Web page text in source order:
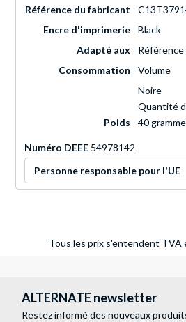
Référence du fabricant
Encre d'imprimerie
Black
Adapté aux
Consommation
Volume
Noire
Quantité
Poids
40
Numéro DEEE 54978142
Personne responsable pour l'UE
Tous les prix s'entendent TVA
ALTERNATE newsletter
Restez informé des nouveaux